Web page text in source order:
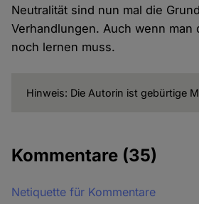
Neutralität sind nun mal die
Verhandlungen. Auch wenn man
noch lernen muss.
Hinweis: Die Autorin ist gebürtige
Kommentare (35)
Netiquette für Kommentare